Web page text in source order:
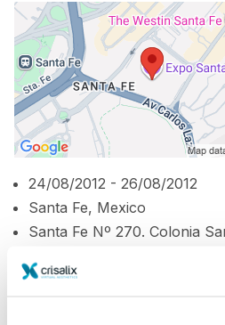
24/08/2012 - 26/08/2012
Santa Fe, Mexico
Santa Fe Nº 270. Colonia
http://